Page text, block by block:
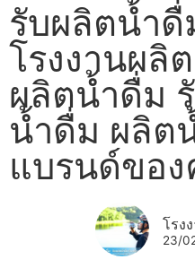
รับผลิตน้ำ
โรงงานผลิ
ผลิตน้ำดื่ม
น้ำดื่ม ผลิต
แบรนด์ขอ
โรง
23/